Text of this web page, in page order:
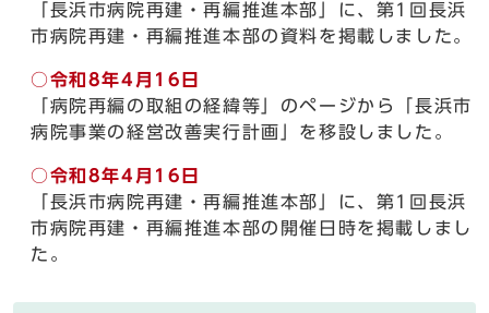
「長浜市病院再建・再編推進本部」に、第1回長浜
市病院再建・再編推進本部の資料を掲載しました。
○令和8年4月16日
「病院再編の取組の経緯等」のページから「長浜市
病院事業の経営改善実行計画」を移設しました。
○令和8年4月16日
「長浜市病院再建・再編推進本部」に、第1回長浜
市病院再建・再編推進本部の開催日時を掲載しまし
た。